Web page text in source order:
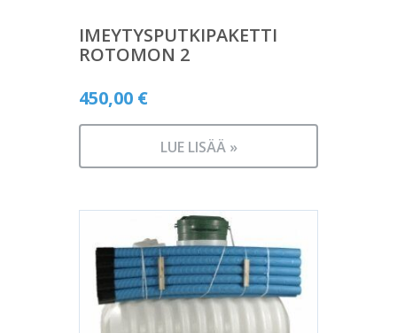
IMEYTYSPUTKIPAKETTI
ROTOMON 2
450,00 €
LUE LISÄÄ »